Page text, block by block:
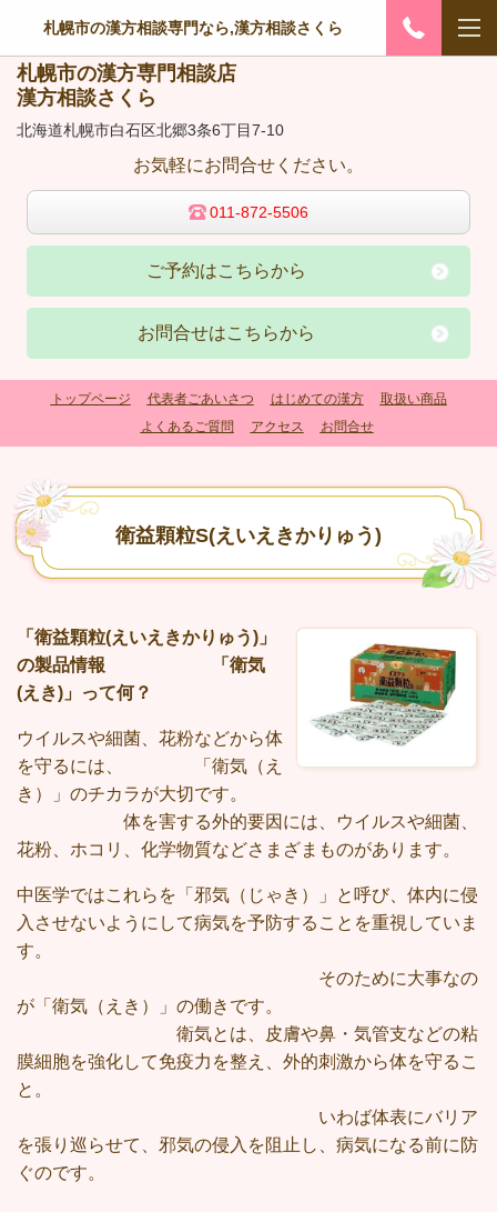
札幌市の漢方相談専門なら,漢方相談さくら
札幌市の漢方専門相談店
漢方相談さくら
北海道札幌市白石区北郷3条6丁目7-10
お気軽にお問合せください。
011-872-5506
ご予約はこちらから
お問合せはこちらから
トップページ 代表者ごあいさつ はじめての漢方
取扱い商品
よくあるご質問
アクセス お問合せ
衛益顆粒S(えいえきかりゅう)
「衛益顆粒(えいえきかりゅう)」
の製品情報
「衛気
(えき)」って何？
ウイルスや細菌、花粉などから体
を守るには、 「衛気（え
き）」のチカラが大切です。
体を害する外的要因には、ウイルスや細菌、
花粉、ホコリ、化学物質などさまざまものがあります。
中医学ではこれらを「邪気（じゃき）」と呼び、体内に侵
入させないようにして病気を予防することを重視していま
す。
そのために大事なの
が「衛気（えき）」の働きです。
衛気とは、皮膚や鼻・気管支などの粘
膜細胞を強化して免疫力を整え、外的刺激から体を守るこ
と。
いわば体表にバリア
を張り巡らせて、邪気の侵入を阻止し、病気になる前に防
ぐのです。